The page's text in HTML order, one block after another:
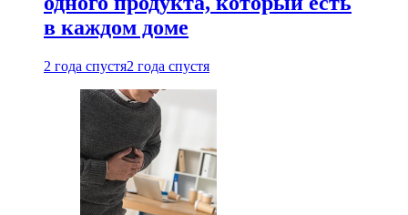
в каждом доме
2 года спустя2 года спустя